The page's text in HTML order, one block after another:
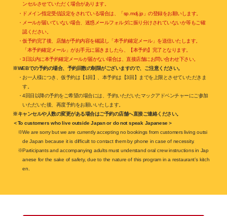
ンセルさせていただく場合があります。
・ドメイン指定受信設定をされている場合は、「sp.mdj.jp」の登録をお願いします。
・メールが届いていない場合、迷惑メールフォルダに振り分けされていないか等もご確
認ください。
・仮予約完了後、店舗が予約内容を確認し「本予約確定メール」を送信いたします。
「本予約確定メール」がお手元に届きましたら、【本予約】完了となります。
・3日以内に本予約確定メールが届かない場合は、直接店舗にお問い合わせ下さい。
※WEBでの予約の場合、予約回数の制限がございますので、ご注意ください。
・お一人様につき、仮予約は【1回】、本予約は【3回】までを上限とさせていただきま
す。
・4回目以降の予約をご希望の場合には、予約いただいたマックアドベンチャーにご参加
いただいた後、再度予約をお願いいたします。
※キャンセルや人数の変更がある場合はご予約の店舗へ直接ご連絡ください。
＜To customers who live outside Japan or do not speak Japanese＞
※We are sorry but we are currently accepting no bookings from customers living outsi
de Japan because it is difficult to contact them by phone in case of necessity.
※Participants and accompanying adults must understand oral crew instructions in Jap
anese for the sake of safety, due to the nature of this program in a restaurant’s kitch
en.